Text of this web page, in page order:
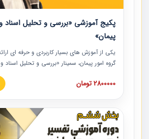
پکیج آموزشی «بررسی و تحلیل اسناد
پیمان»
یکی از آموزش‏‏‏‏‏‏ های بسیار کاربردی و حرفه‏ ای
گروه امور پیمان، سمینار «بررسی و تحلیل اسناد
است که در دانشگاه صنعتی شریف ارائه شد.
نکات کلیدی مربوط به اسناد و مدارک پیمان،
پیمان به همراه تجربیات عملی در این خصوص
2800000 تومان